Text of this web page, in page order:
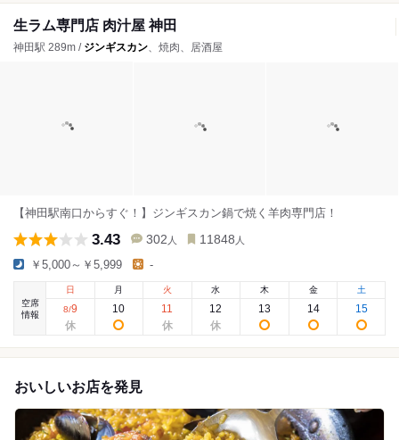
生ラム専門店 肉汁屋 神田
神田駅 289m / ジンギスカン、焼肉、居酒屋
【神田駅南口からすぐ！】ジンギスカン鍋で焼く羊肉専門店！
3.43 302 人 11848 人
￥5,000～￥5,999 -
空席
情報
日
8/9
月
10
火
11
水
12
木
13
金
14
土
15
おいしいお店を発見